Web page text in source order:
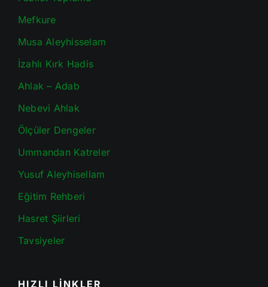
Mefkure
Musa Aleyhisselam
İzahlı Kırk Hadis
Ahlak – Adab
Nebevi Ahlak
Ölçüler Dengeler
Ummandan Katreler
Yusuf Aleyhisellam
Eğitim Rehberi
Hasret Şiirleri
Tavsiyeler
HIZLI LİNKLER